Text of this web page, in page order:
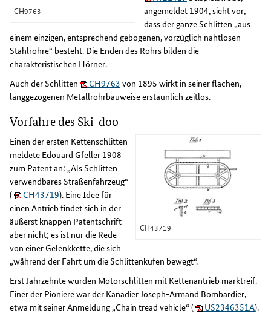
CH9763
angemeldet 1904, sieht vor,
dass der ganze Schlitten „aus
einem einzigen, entsprechend gebogenen, vorzüglich nahtlosen
Stahlrohre“ besteht. Die Enden des Rohrs bilden die
charakteristischen Hörner.
Auch der Schlitten
CH9763 von 1895 wirkt in seiner flachen,
langgezogenen Metallrohrbauweise erstaunlich zeitlos.
Vorfahre des Ski-doo
CH43719
Einen der ersten Kettenschlitten
meldete Edouard Gfeller 1908
zum Patent an: „Als Schlitten
verwendbares Straßenfahrzeug“
(
CH43719). Eine Idee für
einen Antrieb findet sich in der
äußerst knappen Patentschrift
aber nicht; es ist nur die Rede
von einer Gelenkkette, die sich
„während der Fahrt um die Schlittenkufen bewegt“.
Erst Jahrzehnte wurden Motorschlitten mit Kettenantrieb marktreif.
Einer der Pioniere war der Kanadier Joseph-Armand Bombardier,
etwa mit seiner Anmeldung „Chain tread vehicle“ (
US2346351A).